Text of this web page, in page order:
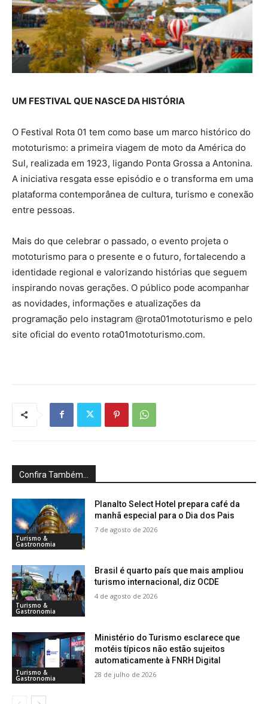
UM FESTIVAL QUE NASCE DA HISTÓRIA
O Festival Rota 01 tem como base um marco histórico do
mototurismo: a primeira viagem de moto da América do
Sul, realizada em 1923, ligando Ponta Grossa a Antonina.
A iniciativa resgata esse episódio e o transforma em uma
plataforma contemporânea de cultura, turismo e conexão
entre pessoas.
Mais do que celebrar o passado, o evento projeta o
mototurismo para o presente e o futuro, fortalecendo a
identidade regional e valorizando histórias que seguem
inspirando novas gerações. O público pode acompanhar
as novidades, informações e atualizações da
programação pelo instagram @rota01mototurismo e pelo
site oficial do evento rota01mototurismo.com.
Confira Também...
Turismo &
Gastronomia
Planalto Select Hotel prepara café da
manhã especial para o Dia dos Pais
7 de agosto de 2026
Turismo &
Gastronomia
Brasil é quarto país que mais ampliou
turismo internacional, diz OCDE
4 de agosto de 2026
Turismo &
Gastronomia
Ministério do Turismo esclarece que
motéis típicos não estão sujeitos
automaticamente à FNRH Digital
28 de julho de 2026